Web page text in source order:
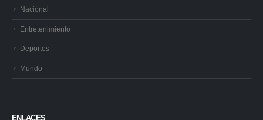
Nacional
Entretenimiento
Deportes
Mundo
ENLACES